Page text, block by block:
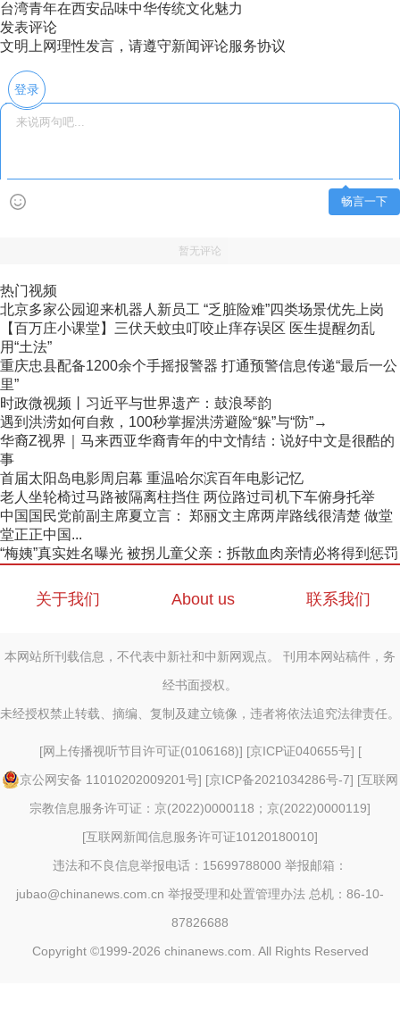
台湾青年在西安品味中华传统文化魅力
发表评论
文明上网理性发言，请遵守新闻评论服务协议
登录
畅言一下
暂无评论
热门视频
北京多家公园迎来机器人新员工 “乏脏险难”四类场景优先上岗
【百万庄小课堂】三伏天蚊虫叮咬止痒存误区 医生提醒勿乱
用“土法”
重庆忠县配备1200余个手摇报警器 打通预警信息传递“最后一公
里”
时政微视频丨习近平与世界遗产：鼓浪琴韵
遇到洪涝如何自救，100秒掌握洪涝避险“躲”与“防”→
华裔Z视界｜马来西亚华裔青年的中文情结：说好中文是很酷的
事
首届太阳岛电影周启幕 重温哈尔滨百年电影记忆
老人坐轮椅过马路被隔离柱挡住 两位路过司机下车俯身托举
中国国民党前副主席夏立言： 郑丽文主席两岸路线很清楚 做堂
堂正正中国...
“梅姨”真实姓名曝光 被拐儿童父亲：拆散血肉亲情必将得到惩罚
关于我们 About us 联系我们
本网站所刊载信息，不代表中新社和中新网观点。 刊用本网站稿件，务
经书面授权。
未经授权禁止转载、摘编、复制及建立镜像，违者将依法追究法律责任。
[网上传播视听节目许可证(0106168)] [京ICP证040655号] [
京公网安备 11010202009201号] [京ICP备2021034286号-7] [互联网
宗教信息服务许可证：京(2022)0000118；京(2022)0000119]
[互联网新闻信息服务许可证10120180010]
违法和不良信息举报电话：15699788000 举报邮箱：
jubao@chinanews.com.cn 举报受理和处置管理办法 总机：86-10-
87826688
Copyright ©1999-2026 chinanews.com. All Rights Reserved